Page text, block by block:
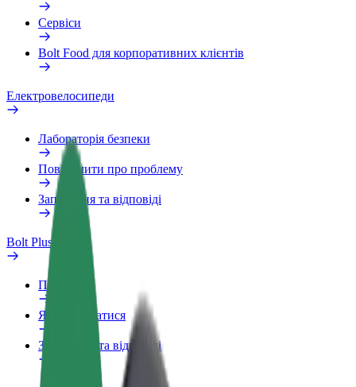
Сервіси
Bolt Food для корпоративних клієнтів
Електровелосипеди
Лабораторія безпеки
Повідомити про проблему
Запитання та відповіді
Bolt Plus
Переваги
Як приєднатися
Запитання та відповіді